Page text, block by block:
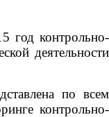
год контрольно-
деятельности
по всем
контрольно-